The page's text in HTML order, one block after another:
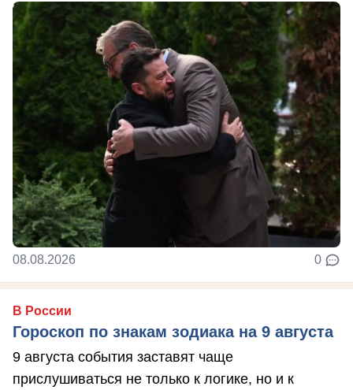
08.08.2026 0
В России
Гороскоп по знакам зодиака на 9 августа
9 августа события заставят чаще
прислушиваться не только к логике, но и к